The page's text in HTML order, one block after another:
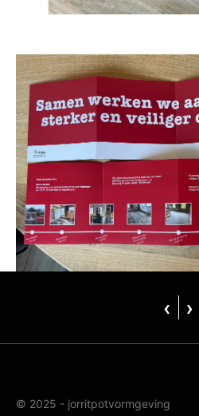
‹ ›
© 2025 - jorritpotvormgeving